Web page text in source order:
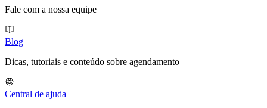
Fale com a nossa equipe
Blog
Dicas, tutoriais e conteúdo sobre agendamento
Central de ajuda